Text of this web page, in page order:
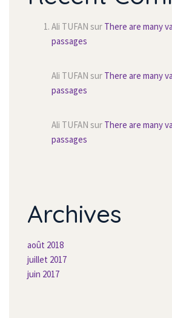
Ali TUFAN sur There are many
passage
Ali TUFAN sur There are many
passage
Ali TUFAN sur There are many
passage
Archive
août 2018
juillet 2017
juin 2017